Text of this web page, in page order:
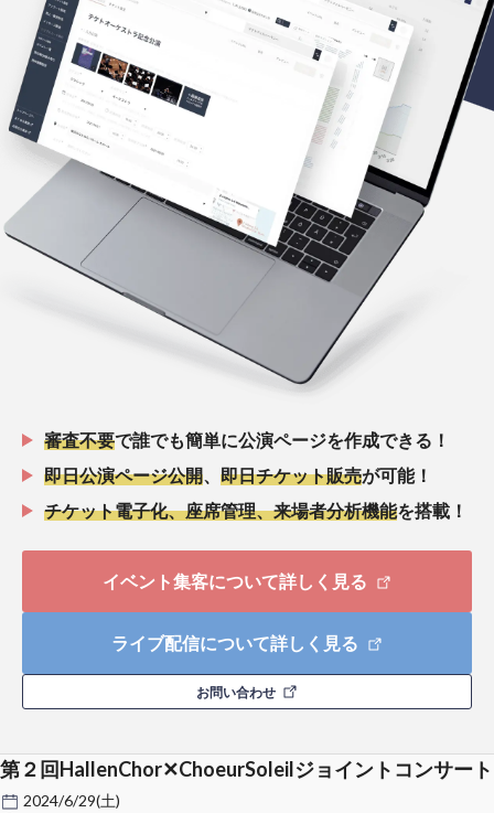
審査不要で誰でも簡単に公演ページを作成できる！
即日公演ページ公開
即日チケット販売が可能！
チケット電子化、座席管理、来場者分析機能を搭載！
イベント集客について詳しく見る
ライブ配信について詳しく見る
お問い合わせ
第２回HallenChor✕ChoeurSoleilジョイントコンサート
2024/6/29(土)